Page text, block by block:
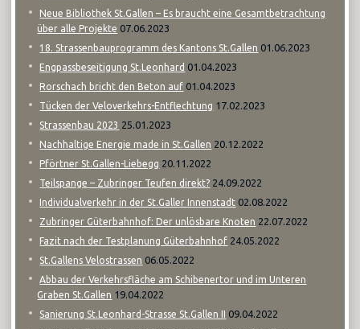
Neue Bibliothek St.Gallen – Es braucht eine Gesamtbetrachtung
über alle Projekte 07.06.2023
18. Strassenbauprogramm des Kantons St.Gallen 01.06.2023
Engpassbeseitigung St.Leonhard 01.04.2023
Rorschach bricht den Beton auf 01.04.2023
Tücken der Veloverkehrs-Entflechtung 17.02.2023
Strassenbau 2023 25.01.2023
Nachhaltige Energie made in St.Gallen 20.12.2022
Pförtner St.Gallen-Liebegg 20.11.2022
Teilspange – Zubringer Teufen direkt? 24.09.2022
Individualverkehr in der St.Galler Innenstadt 02.08.2022
Zubringer Güterbahnhof: Der unlösbare Knoten 22.07.2022
Fazit nach der Testplanung Güterbahnhof 24.05.2022
St.Gallens Velostrassen 06.05.2022
Abbau der Verkehrsfläche am Schibenertor und im Unteren
Graben St.Gallen 19.04.2022
Sanierung St.Leonhard-Strasse St.Gallen II 09.04.2022